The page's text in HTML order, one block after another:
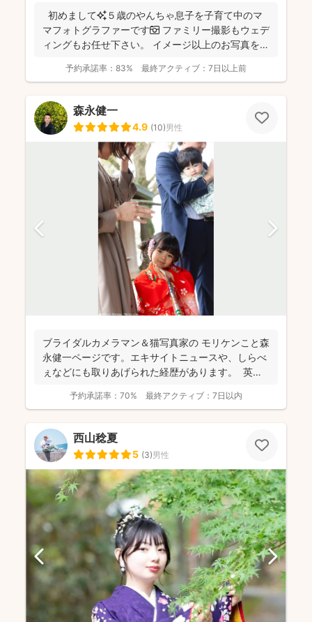
初めまして✨５歳のやんちゃ息子を子育て中のマ
マフォトグラファーです📷 ファミリー撮影もウェデ
ィングもお任せ下さい。 イメージ以上のお写真をお
予約承諾率： 83% 最終アクティブ： 7日以上前
森永健一
4.9 (10)男性
ブライダルカメラマン＆猫写真家の​ モリケンこと森
永健一ページです。エキサイトニュースや、しらべ
ぇなどにも取りあげられた経歴があります。 英語
予約承諾率： 70% 最終アクティブ： 7日以内
西山稔夏
5 (3)男性